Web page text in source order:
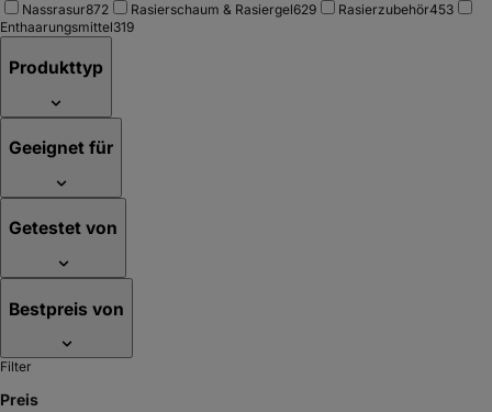
Nassrasur872 Rasierschaum & Rasiergel629 Rasierzubehör453
Enthaarungsmittel319
Produkttyp
Geeignet für
Getestet von
Bestpreis von
Filter
Preis